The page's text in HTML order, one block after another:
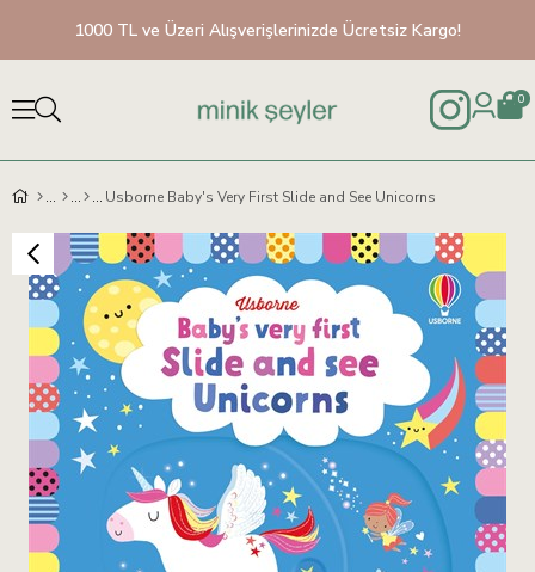
1000 TL ve Üzeri Alışverişlerinizde Ücretsiz Kargo!
0
Usborne Baby's Very First Slide and See Unicorns